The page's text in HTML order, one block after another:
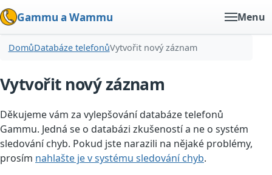
Gammu a Wammu Menu
DomůDatabáze telefonůVytvořit nový záznam
Vytvořit nový záznam
Děkujeme vám za vylepšování databáze telefonů
Gammu. Jedná se o databázi zkušeností a ne o systém
sledování chyb. Pokud jste narazili na nějaké problémy,
prosím nahlašte je v systému sledování chyb.